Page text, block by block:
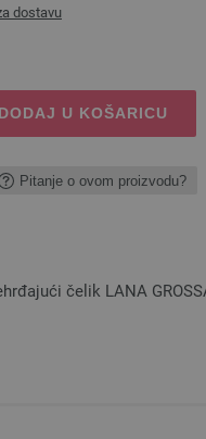
dostavu
DODAJ U KOŠARICU
Pitanje o ovom proizvodu?
čelik LANA